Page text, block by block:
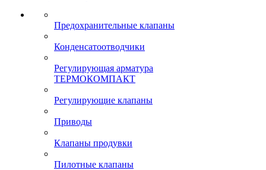
Предохранительные клапаны
Конденсатоотводчики
Регулирующая арматура
ТЕРМОКОМПАКТ
Регулирующие клапаны
Приводы
Клапаны продувки
Пилотные клапаны